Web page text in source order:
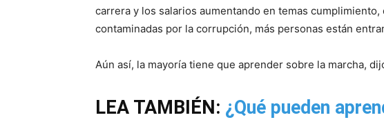
carrera y los salarios aumentando en temas
contaminadas por la corrupción, más personas están
Aún así, la mayoría tiene que aprender sobre la marcha,
LEA TAMBIÉN: ¿Qué pueden